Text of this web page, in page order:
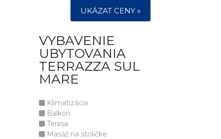
UKÁZAT CENY »
VYBAVENIE
UBYTOVANIA
TERRAZZA SUL
MARE
Klimatizácia
Balkón
Terasa
Masáž na stoličke